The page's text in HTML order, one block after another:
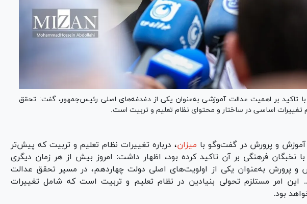
تاکید بر اهمیت عدالت آموزشی به‌عنوان یکی از دغدغه‌های اصلی رئیس‌جمهور، گفت: تحقق
تغییرات اساسی در ساختار و محتوای نظام تعلیم و تربیت است.
آموزش و پرورش در گفت‌وگو با میزان، درباره تغییرات نظام تعلیم و تربیت که پیش‌تر
نخبگان فرهنگی بر آن تاکید کرده بود، اظهار داشت: امروز بیش از هر زمان دیگری
پرورش به‌عنوان یکی از اولویت‌های اصلی دولت چهاردهم، در مسیر تحقق عدالت
این امر مستلزم تحولی بنیادین در نظام تعلیم و تربیت است که شامل تغییرات
بود.